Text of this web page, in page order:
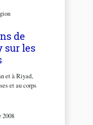
de
sur les
et à Riyad,
et au corps